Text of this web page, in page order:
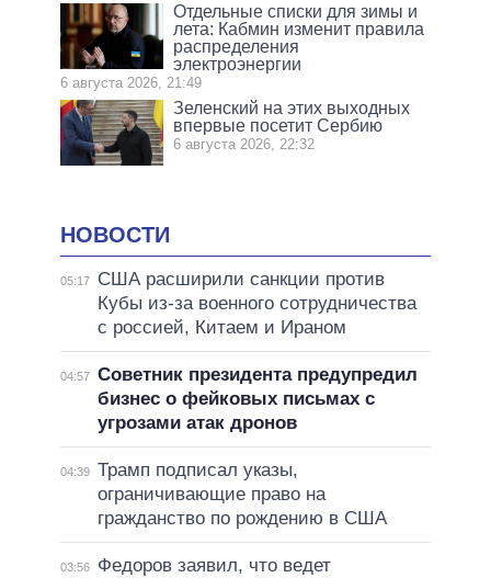
Отдельные списки для зимы и
лета: Кабмин изменит правила
распределения
электроэнергии
6 августа 2026, 21:49
Зеленский на этих выходных
впервые посетит Сербию
6 августа 2026, 22:32
НОВОСТИ
05:17
США расширили санкции против
Кубы из-за военного сотрудничества
с россией, Китаем и Ираном
04:57 Советник президента предупредил
бизнес о фейковых письмах с
угрозами атак дронов
04:39 Трамп подписал указы,
ограничивающие право на
гражданство по рождению в США
03:56
Федоров заявил, что ведет